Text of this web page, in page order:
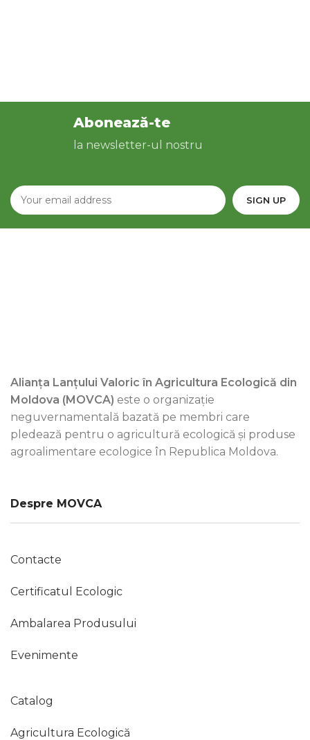
Abonează-te
la newsletter-ul nostru
Alianța Lanțului Valoric în Agricultura Ecologică din
Moldova (MOVCA) este o organizație
neguvernamentală bazată pe membri care
pledează pentru o agricultură ecologică și produse
agroalimentare ecologice în Republica Moldova.
Despre MOVCA
Contacte
Certificatul Ecologic
Ambalarea Produsului
Evenimente
Catalog
Agricultura Ecologică